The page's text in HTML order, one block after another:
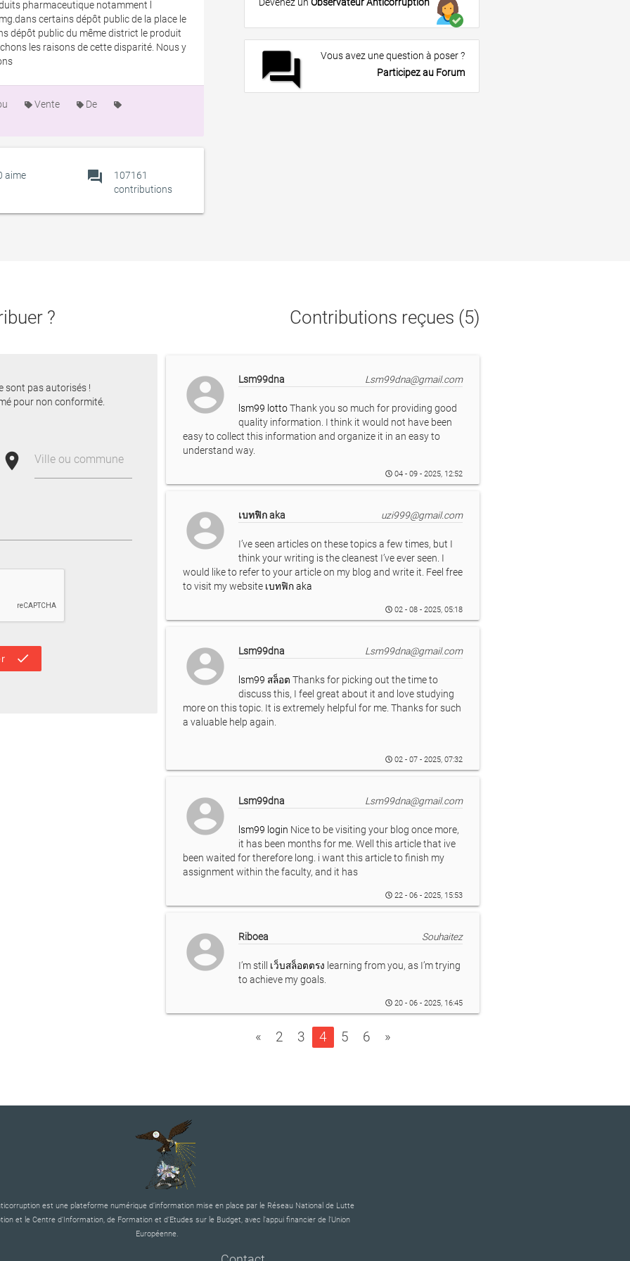
pharmaceutique notamment l
certains dépôt public de la place le
dépôt public du même district le produit
les raisons de cette disparité. Nous y
Vente
De
aime forum
107161
contributions
forum
Vous avez une question à poser ?
Participez au Forum
?
sont pas autorisés !
pour non conformité.
place Ville ou commune
done
Contributions reçues (5)
account_circle Lsm99dna Lsm99dna@gmail.com
lsm99 lottoThank you so much for providing good
quality information. I think it would not have been
easy to collect this information and organize it in an easy to
understand way.
04 - 09 - 2025, 12:52
account_circle เบทฟิก aka uzi999@gmail.com
I’ve seen articles on these topics a few times, but I
think your writing is the cleanest I’ve ever seen. I
would like to refer to your article on my blog and write it. Feel free
to visit my website เบทฟิก aka
02 - 08 - 2025, 05:18
account_circle Lsm99dna Lsm99dna@gmail.com
lsm99 สล็อต Thanks for picking out the time to
discuss this, I feel great about it and love studying
more on this topic. It is extremely helpful for me. Thanks for such
a valuable help again.
02 - 07 - 2025, 07:32
account_circle Lsm99dna Lsm99dna@gmail.com
lsm99 login Nice to be visiting your blog once more,
it has been months for me. Well this article that ive
been waited for therefore long. i want this article to finish my
assignment within the faculty, and it has
22 - 06 - 2025, 15:53
account_circle Riboea Souhaitez
I’m still เว็บสล็อตตรง learning from you, as I’m trying
to achieve my goals.
20 - 06 - 2025, 16:45
« 2 3 4 5 6 »
est une plateforme numérique d’information mise en place par le Réseau National de Lutte
et le Centre d’Information, de Formation et d’Etudes sur le Budget, avec l’appui financier de l’Union
Européenne.